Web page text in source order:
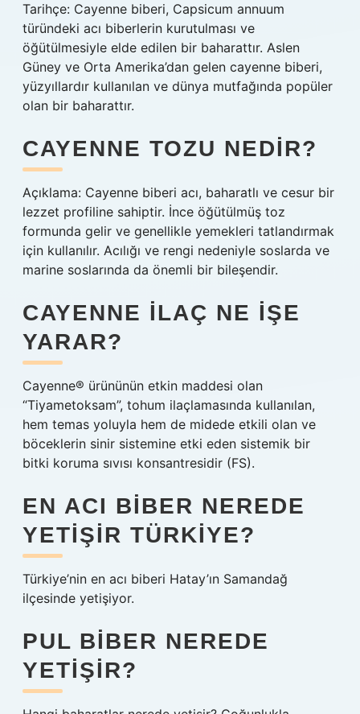
Tarihçe: Cayenne biberi, Capsicum annuum
türündeki acı biberlerin kurutulması ve
öğütülmesiyle elde edilen bir baharattır. Aslen
Güney ve Orta Amerika’dan gelen cayenne biberi,
yüzyıllardır kullanılan ve dünya mutfağında popüler
olan bir baharattır.
CAYENNE TOZU NEDIR?
Açıklama: Cayenne biberi acı, baharatlı ve cesur bir
lezzet profiline sahiptir. İnce öğütülmüş toz
formunda gelir ve genellikle yemekleri tatlandırmak
için kullanılır. Acılığı ve rengi nedeniyle soslarda ve
marine soslarında da önemli bir bileşendir.
CAYENNE ILAÇ NE IŞE
YARAR?
Cayenne® ürününün etkin maddesi olan
“Tiyametoksam”, tohum ilaçlamasında kullanılan,
hem temas yoluyla hem de midede etkili olan ve
böceklerin sinir sistemine etki eden sistemik bir
bitki koruma sıvısı konsantresidir (FS).
EN ACI BIBER NEREDE
YETIŞIR TÜRKIYE?
Türkiye’nin en acı biberi Hatay’ın Samandağ
ilçesinde yetişiyor.
PUL BIBER NEREDE
YETIŞIR?